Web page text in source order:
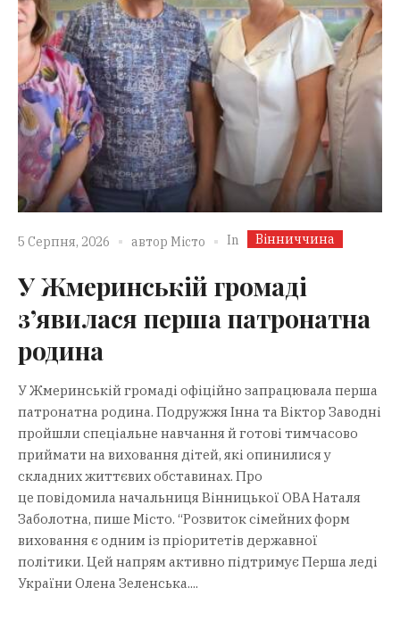
5 Серпня, 2026 автор Місто In Вінниччина
У Жмеринській громаді
з’явилася перша патронатна
родина
У Жмеринській громаді офіційно запрацювала перша
патронатна родина. Подружжя Інна та Віктор Заводні
пройшли спеціальне навчання й готові тимчасово
приймати на виховання дітей, які опинилися у
складних життєвих обставинах. Про
це повідомила начальниця Вінницької ОВА Наталя
Заболотна, пише Місто. “Розвиток сімейних форм
виховання є одним із пріоритетів державної
політики. Цей напрям активно підтримує Перша леді
України Олена Зеленська....